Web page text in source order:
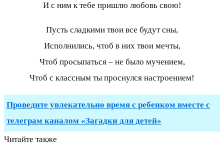
И с ним к тебе пришлю любовь свою!
Пусть сладкими твои все будут сны,
Исполнились, чтоб в них твои мечты,
Чтоб просыпаться – не было мучением,
Чтоб с классным ты проснулся настроением!
Проведите увлекательно время с ребенком вместе с
телеграм каналом «Загадки для детей»
Читайте также